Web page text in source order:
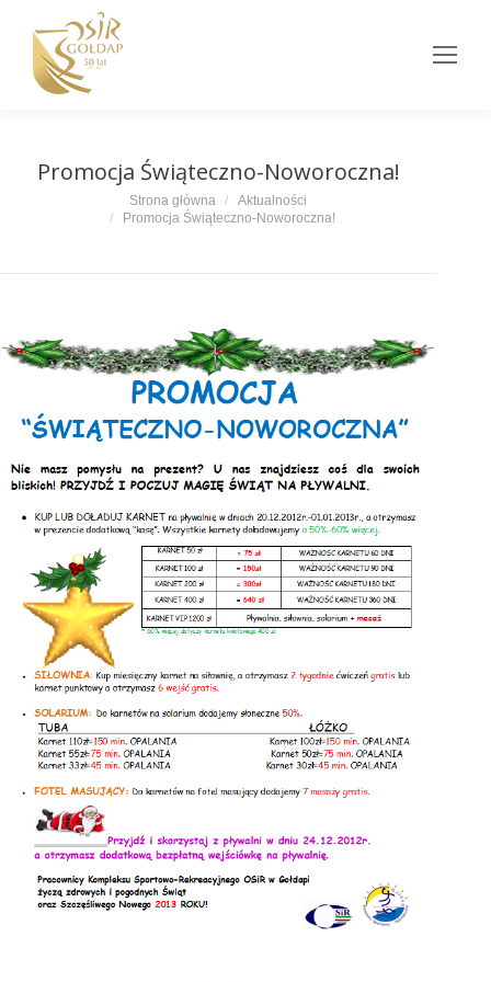
Promocja Świąteczno-Noworoczna!
Strona główna
Aktualności
Promocja Świąteczno-Noworoczna!